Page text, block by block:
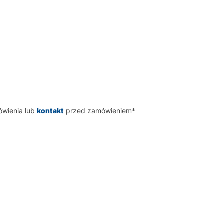
lub kontakt przed zamówieniem*